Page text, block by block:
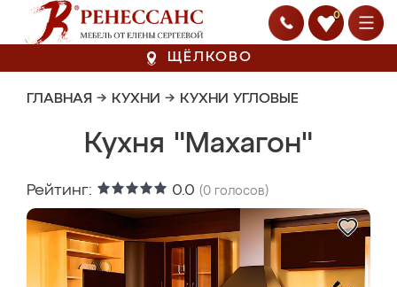
0
ЩЁЛКОВО
ГЛАВНАЯ → КУХНИ → КУХНИ УГЛОВЫЕ
Кухня "Махагон"
Рейтинг: 0.0 (0 голосов)